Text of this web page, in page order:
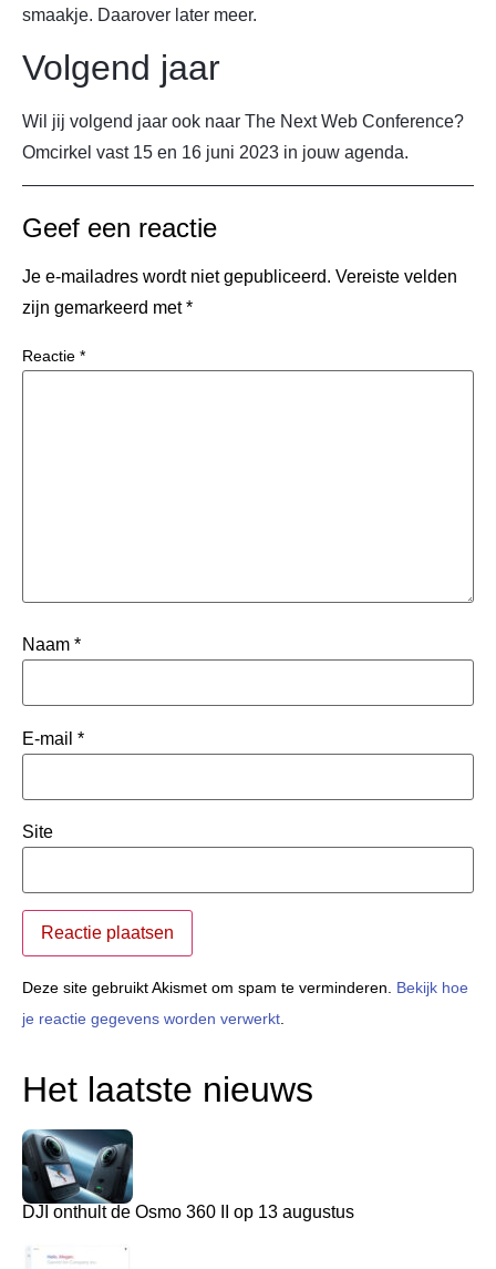
smaakje. Daarover later meer.
Volgend jaar
Wil jij volgend jaar ook naar The Next Web Conference?
Omcirkel vast 15 en 16 juni 2023 in jouw agenda.
Geef een reactie
Je e-mailadres wordt niet gepubliceerd. Vereiste velden
zijn gemarkeerd met*
Reactie *
Naam *
E-mail *
Site
Deze site gebruikt Akismet om spam te verminderen. Bekijk hoe
je reactie gegevens worden verwerkt
Het laatste nieuws
DJI onthult de Osmo 360 II op 13 augustus